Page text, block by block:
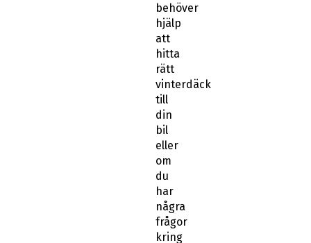
behöver
hjälp
att
hitta
rätt
vinterdäck
till
din
bil
eller
om
du
har
några
frågor
kring